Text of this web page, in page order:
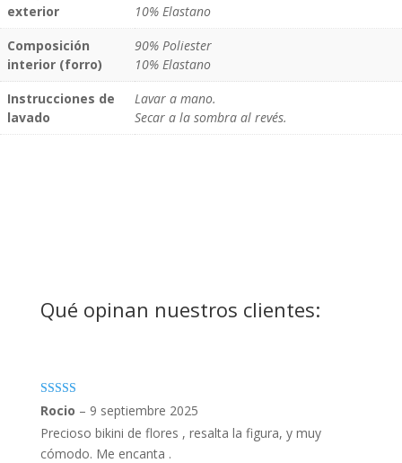
exterior
10% Elastano
Composición
interior (forro)
90% Poliester
10% Elastano
Instrucciones de
lavado
Lavar a mano.
Secar a la sombra al revés.
Qué opinan nuestros clientes:
Valorado con
5de 5
Rocio – 9 septiembre 2025
Precioso bikini de flores , resalta la figura, y muy
cómodo. Me encanta .